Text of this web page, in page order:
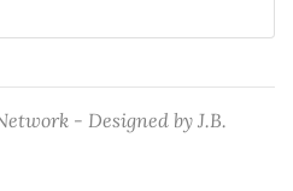
- Designed by J.B.